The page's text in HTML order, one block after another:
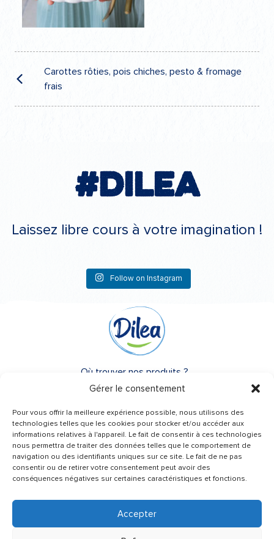
Gérer le consentement
Pour vous offrir la meilleure expérience possible, nous utilisons des
technologies telles que les cookies pour stocker et/ou accéder aux
informations relatives à l'appareil. Le fait de consentir à ces technologies
nous permettra de traiter des données telles que le comportement de
navigation ou des identifiants uniques sur ce site. Le fait de ne pas
consentir ou de retirer votre consentement peut avoir des
conséquences négatives sur certaines caractéristiques et fonctions.
Accepter
Navigation
de
l’article
Carottes rôties, pois chiches, pesto & fromage
frais
#Dilea
Laissez libre cours à votre imagination !
Follow on Instagram
Besoin d’un conseil ?
Une question ?
Où trouver nos produits ?
FAQ